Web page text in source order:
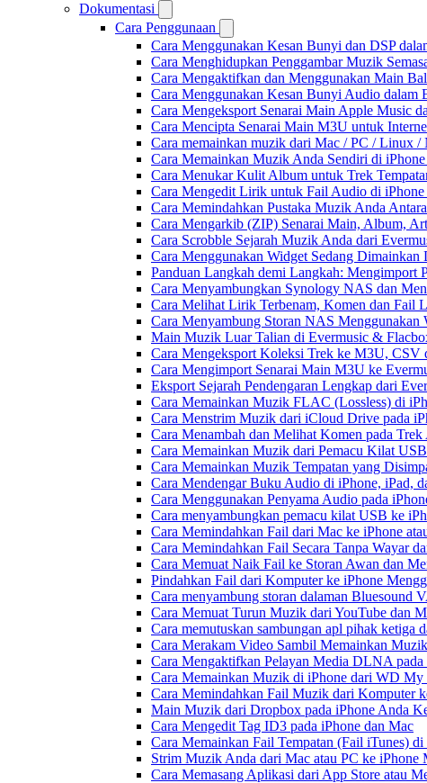
Dokumentasi
Cara Penggunaan
Cara Menggunakan Kesan Bunyi dan DSP
Cara Menghidupkan Penggambar Muzik
Cara Mengaktifkan dan Menggunakan Main
Cara Menggunakan Kesan Bunyi Audio dalam
Cara Mengeksport Senarai Main Apple Music
Cara Mencipta Senarai Main M3U untuk
Cara memainkan muzik dari Mac / PC / Linux
Cara Memainkan Muzik Anda Sendiri di
Cara Menukar Kulit Album untuk Trek
Cara Mengedit Lirik untuk Fail Audio di
Cara Memindahkan Pustaka Muzik Anda
Cara Mengarkib (ZIP) Senarai Main, Album,
Cara Scrobble Sejarah Muzik Anda dari
Cara Menggunakan Widget Sedang
Panduan Langkah demi Langkah: Mengimport
Cara Menyambungkan Synology NAS dan
Cara Melihat Lirik Terbenam, Komen dan Fail
Cara Menyambung Storan NAS
Main Muzik Luar Talian di Evermusic &
Cara Mengeksport Koleksi Trek ke M3U,
Cara Mengimport Senarai Main M3U ke
Eksport Sejarah Pendengaran Lengkap dari
Cara Memainkan Muzik FLAC (Lossless) di
Cara Menstrim Muzik dari iCloud Drive pada
Cara Menambah dan Melihat Komen pada
Cara Memainkan Muzik dari Pemacu Kilat
Cara Memainkan Muzik Tempatan yang
Cara Mendengar Buku Audio di iPhone, iPad,
Cara Menggunakan Penyama Audio pada
Cara menyambungkan pemacu kilat USB ke
Cara Memindahkan Fail dari Mac ke iPhone
Cara Memindahkan Fail Secara Tanpa Wayar
Cara Memuat Naik Fail ke Storan Awan dan
Pindahkan Fail dari Komputer ke iPhone
Cara menyambung storan dalaman Bluesound
Cara Memuat Turun Muzik dari YouTube dan
Cara memutuskan sambungan apl pihak ketiga
Cara Merakam Video Sambil Memainkan
Cara Mengaktifkan Pelayan Media DLNA
Cara Memainkan Muzik di iPhone dari WD
Cara Memindahkan Fail Muzik dari Komputer
Main Muzik dari Dropbox pada iPhone Anda
Cara Mengedit Tag ID3 pada iPhone dan Mac
Cara Memainkan Fail Tempatan (Fail iTunes) di
Strim Muzik Anda dari Mac atau PC ke iPhone
Cara Memasang Aplikasi dari App Store atau